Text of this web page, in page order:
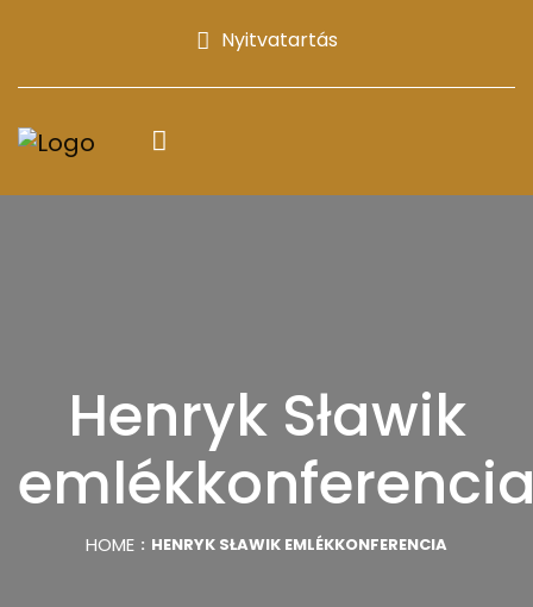
Nyitvatartás
Henryk Sławik
HOME HENRYK SŁAWIK EMLÉKKONFERENCIA